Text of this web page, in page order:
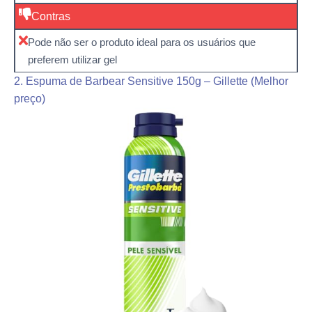
Contras
Pode não ser o produto ideal para os usuários que
preferem utilizar gel
2. Espuma de Barbear Sensitive 150g – Gillette (Melhor
preço)